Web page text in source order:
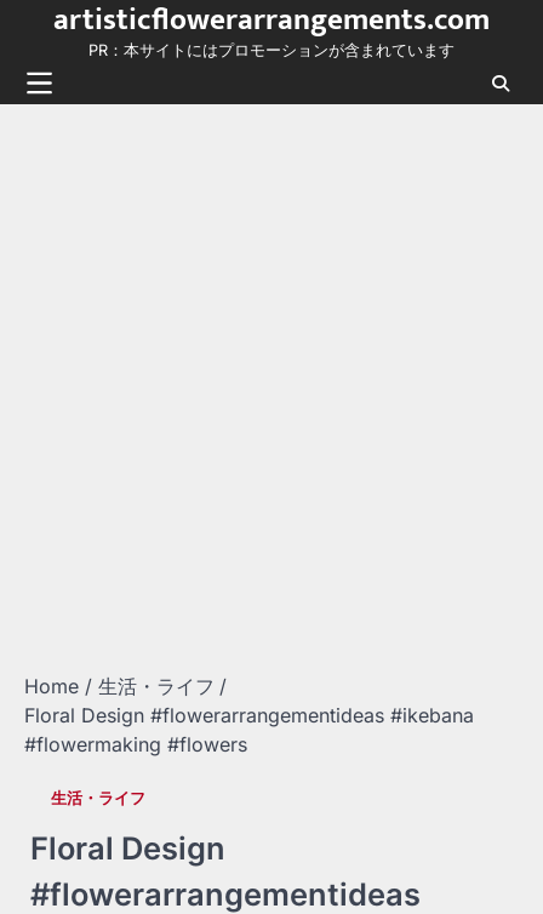
content
artisticflowerarrangements.com
PR：本サイトにはプロモーションが含まれています
Home
生活・ライフ
Floral Design #flowerarrangementideas #ikebana
#flowermaking #flowers
生活・ライフ
Floral Design
#flowerarrangementideas